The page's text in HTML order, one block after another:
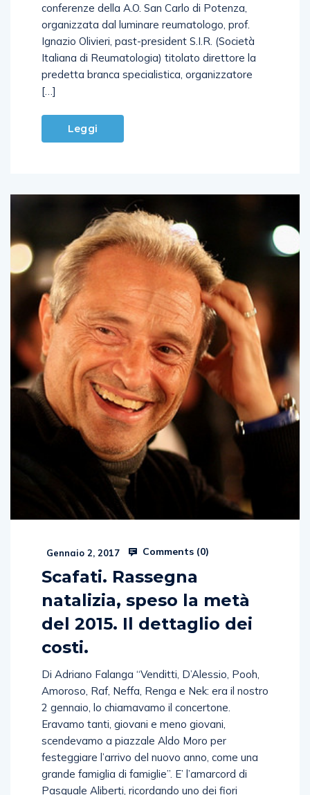
conferenze della A.O. San Carlo di Potenza,
organizzata dal luminare reumatologo, prof.
Ignazio Olivieri, past-president S.I.R. (Società
Italiana di Reumatologia) titolato direttore la
predetta branca specialistica, organizzatore
[…]
Leggi
Gennaio 2, 2017 Comments (0)
Scafati. Rassegna
natalizia, speso la metà
del 2015. Il dettaglio dei
costi.
Di Adriano Falanga “Venditti, D’Alessio, Pooh,
Amoroso, Raf, Neffa, Renga e Nek: era il nostro
2 gennaio, lo chiamavamo il concertone.
Eravamo tanti, giovani e meno giovani,
scendevamo a piazzale Aldo Moro per
festeggiare l’arrivo del nuovo anno, come una
grande famiglia di famiglie”. E’ l’amarcord di
Pasquale Aliberti, ricordando uno dei fiori